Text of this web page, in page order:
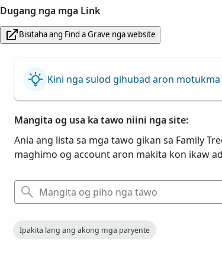
Dugang nga mga Link
Bisitaha ang Find a Grave nga website
Kini nga sulod gihubad aron
Mangita og usa ka tawo niini nga site:
Ania ang lista sa mga tawo gikan sa Family
maghimo og account aron makita kon ikaw
Ipakita lang ang akong mga paryente